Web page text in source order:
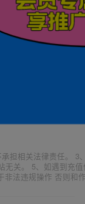
担相关法律责任。 3
关。 5、如遇到充
非法违规操作 否则和